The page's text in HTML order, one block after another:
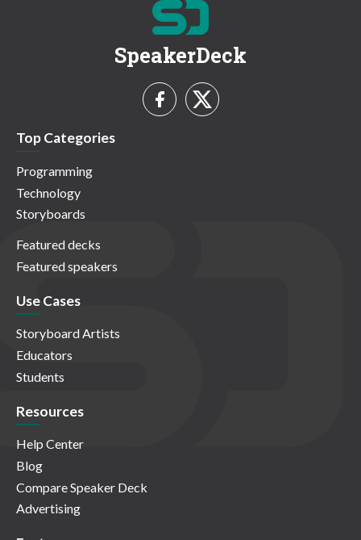
SpeakerDeck
Top Categories
Programming
Technology
Storyboards
Featured decks
Featured speakers
Use Cases
Storyboard Artists
Educators
Students
Resources
Help Center
Blog
Compare Speaker Deck
Advertising